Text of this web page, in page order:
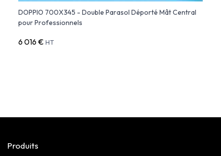
DOPPIO 700X345 - Double Parasol Déporté Mât Central
pour Professionnels
6 016 € HT
Produits